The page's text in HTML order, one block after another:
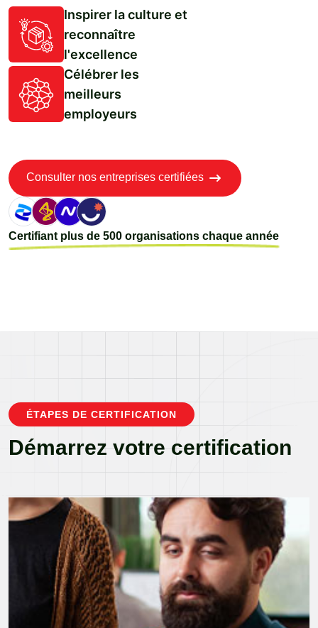
Inspirer la culture et
reconnaître
l'excellence
Célébrer les
meilleurs
employeurs
Consulter nos entreprises certifiées
Certifiant plus de 500 organisations chaque année
ÉTAPES DE CERTIFICATION
Démarrez votre certification